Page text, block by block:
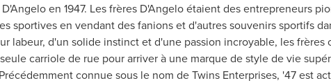
en 1947. Les frères D'Angelo étaient des entrepreneurs
sportives en vendant des fanions et d'autres souvenirs sportifs
labeur, d'un solide instinct et d'une passion incroyable, les
carriole de rue pour arriver à une marque de style de vie
connue sous le nom de Twins Enterprises, '47 est